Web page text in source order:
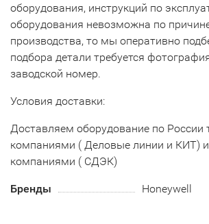
оборудования, инструкций по
оборудования невозможна по
производства, то мы оперативно
подбора детали требуется
заводской номер.
Условия доставки:
Доставляем оборудование по России
компаниями ( Деловые линии и КИТ)
компаниями ( СДЭК)
Бренды Honeywell